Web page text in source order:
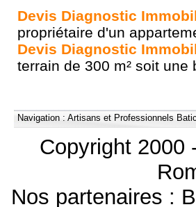
Devis Diagnostic
propriétaire d'un
Devis Diagnostic
terrain de 300 m² soit une
Navigation : Artisans et Professionnels
Copyright 2000
Nos partenaires :